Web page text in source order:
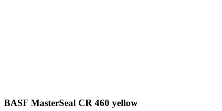
BASF MasterSeal CR 460 yellow